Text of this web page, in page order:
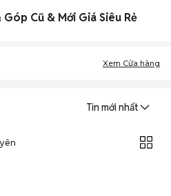
Cũ & Mới Giá Siêu Rẻ
Xem Cửa hàng
Tin mới nhất